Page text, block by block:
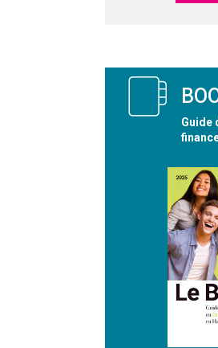
Guide